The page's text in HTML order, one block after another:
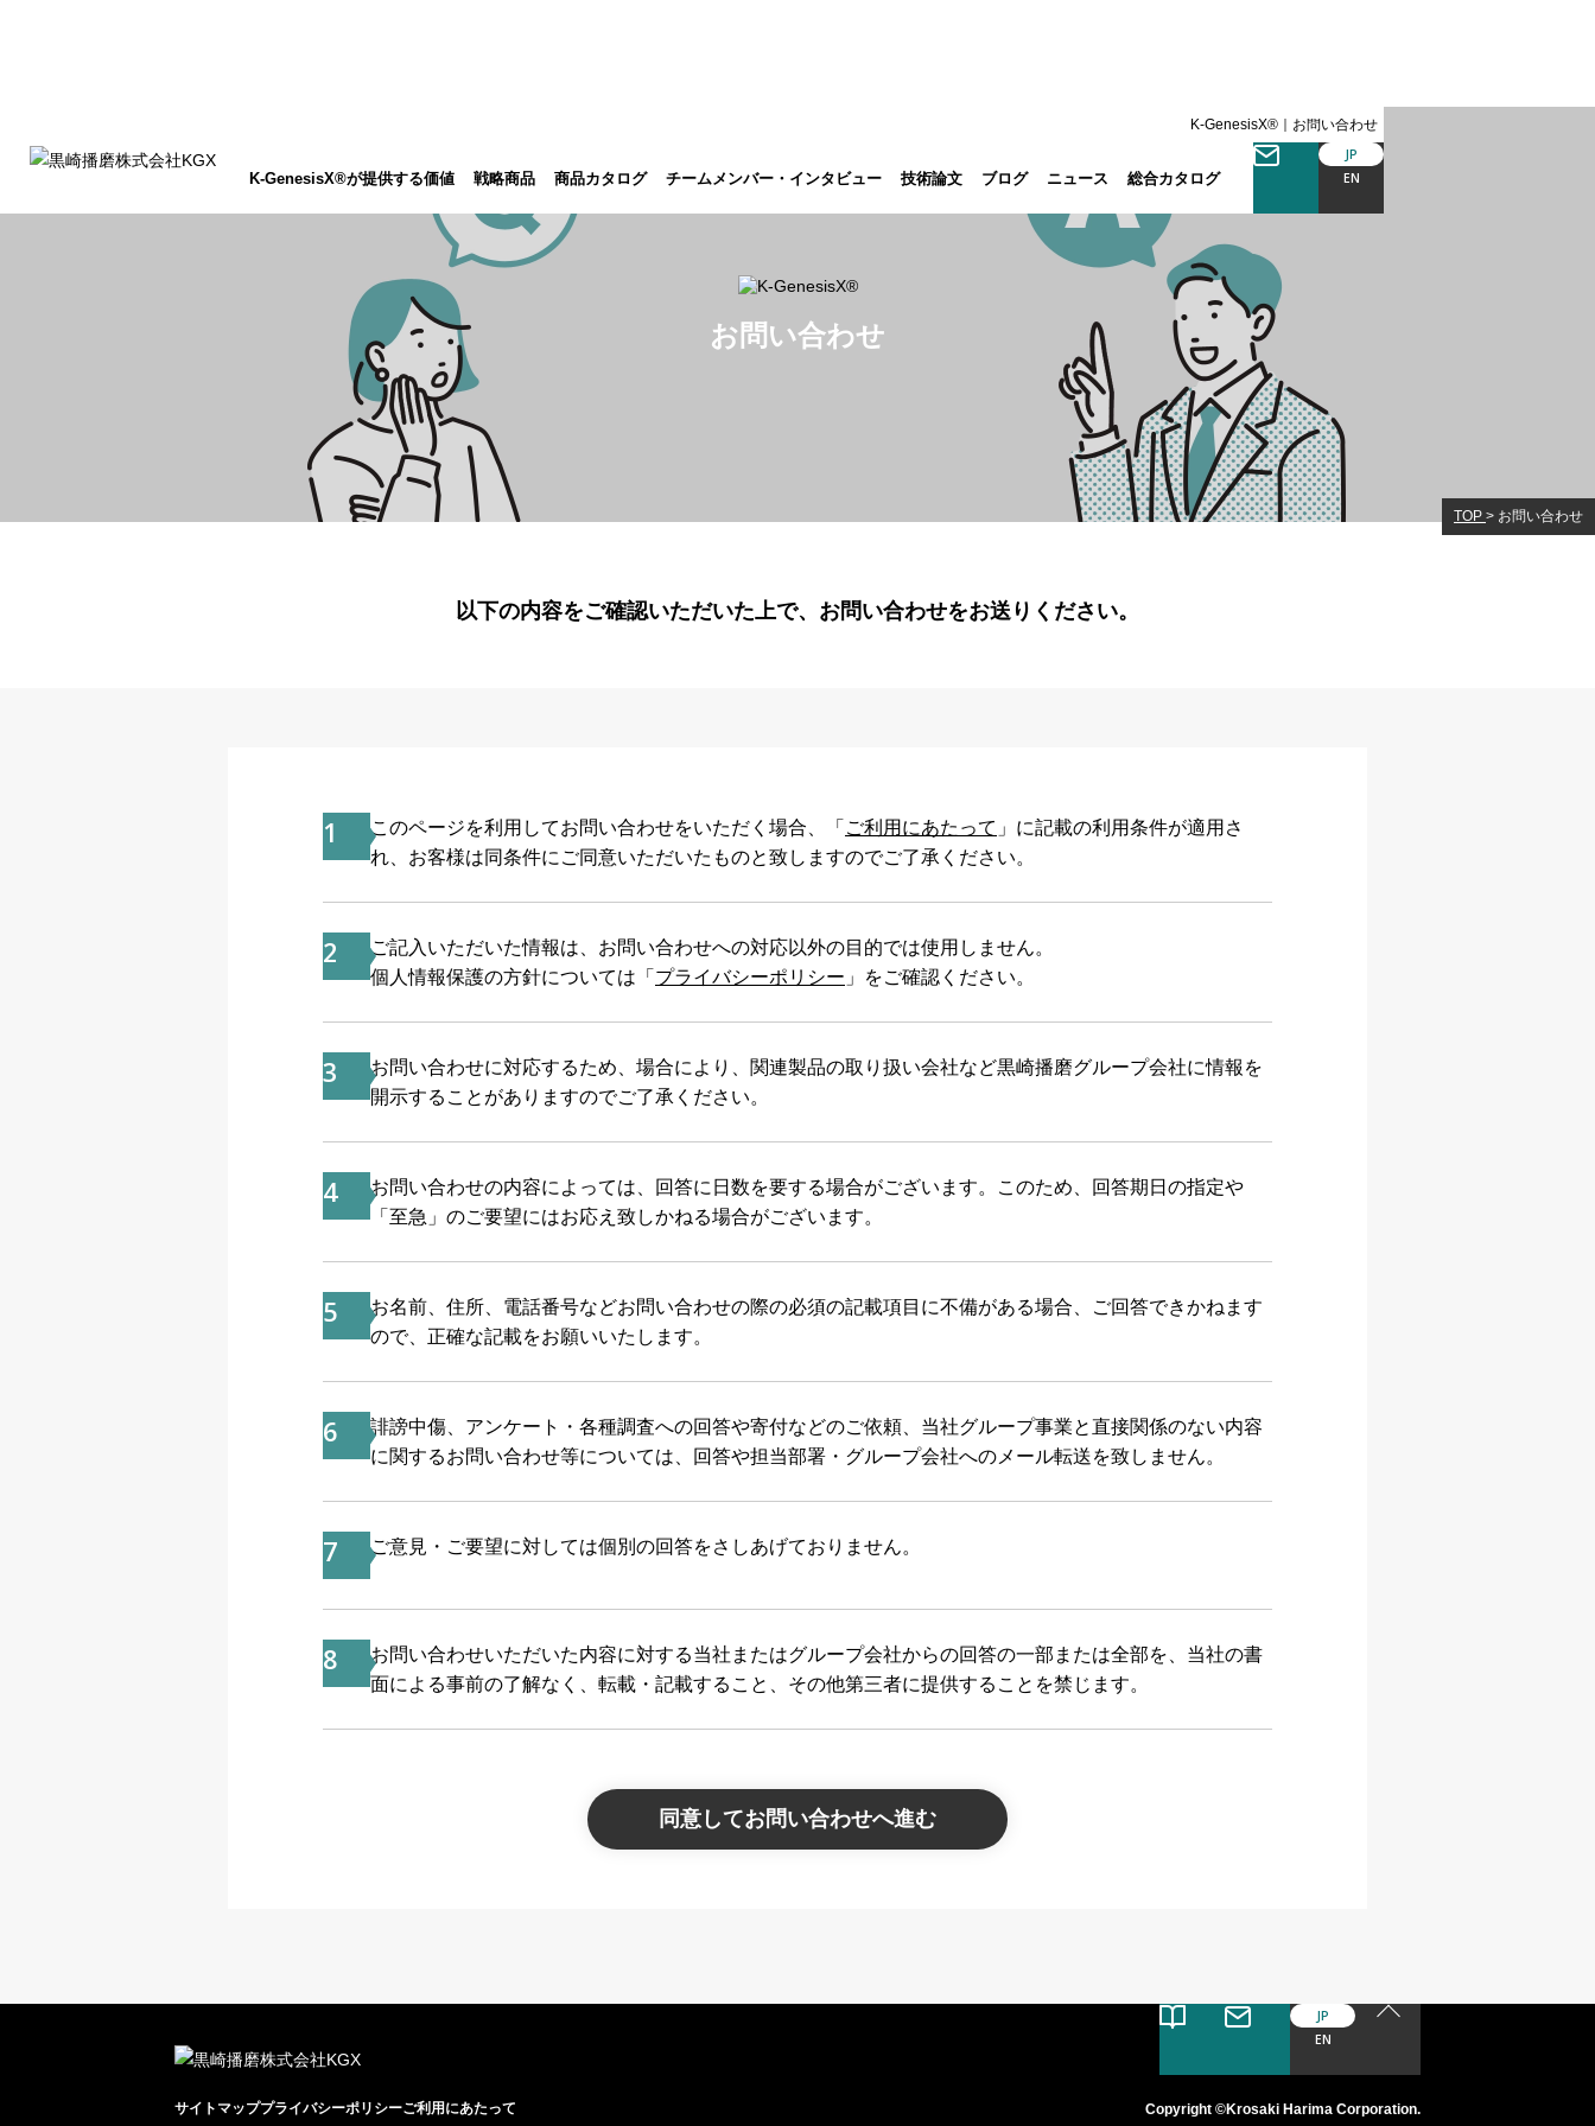
K-GenesisX®｜お問い合わせ
K-GenesisX®が提供する価値 戦略商品 商品カタログ チームメンバー・インタビュー 技術論文 ブログ ニュース 総合カタログ
JP
EN
お問い合わせ
TOP > お問い合わせ
以下の内容をご確認いただいた上で、 お問い合わせをお送りください。
1 このページを利用してお問い合わせをいただく場合、「ご利用にあたって 」に記載の利用条件が適用さ
れ、お客様は同条件にご同意いただいたものと致しますのでご了承ください。
2
ご記入いただいた情報は、お問い合わせへの対応以外の目的では使用しません。
個人情報保護の方針については「プライバシーポリシー 」をご確認ください。
3
お問い合わせに対応するため、場合により、関連製品の取り扱い会社など黒崎播磨グループ会社に情報を
開示することがありますのでご了承ください。
4
お問い合わせの内容によっては、回答に日数を要する場合がございます。このため、回答期日の指定や
「至急」のご要望にはお応え致しかねる場合がございます。
5
お名前、住所、電話番号などお問い合わせの際の必須の記載項目に不備がある場合、ご回答できかねます
ので、正確な記載をお願いいたします。
6
誹謗中傷、アンケート・各種調査への回答や寄付などのご依頼、当社グループ事業と直接関係のない内容
に関するお問い合わせ等については、回答や担当部署・グループ会社へのメール転送を致しません。
7 ご意見・ご要望に対しては個別の回答をさしあげておりません。
8
お問い合わせいただいた内容に対する当社またはグループ会社からの回答の一部または全部を、当社の書
面による事前の了解なく、転載・記載すること、その他第三者に提供することを禁じます。
同意してお問い合わせへ進む
JP
EN
サイトマッププライバシーポリシーご利用にあたって Copyright ©Krosaki Harima Corporation.